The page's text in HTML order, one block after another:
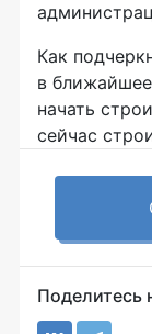
Как
в
начать
сейчас
Поделитесь